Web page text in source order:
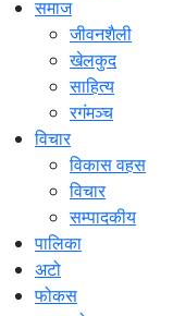
समाज
जीवनशैली
खेलकुद
साहित्य
रगंमञ्च
विचार
विकास वहस
विचार
सम्पादकीय
पालिका
अटो
फोकस